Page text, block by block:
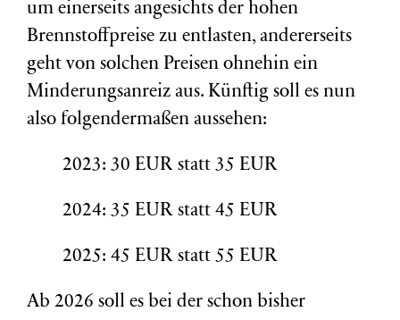
um einerseits angesichts der hohen
Brennstoffpreise zu entlasten, andererseits
geht von solchen Preisen ohnehin ein
Minderungsanreiz aus. Künftig soll es nun
also folgendermaßen aussehen:
2023: 30 EUR statt 35 EUR
2024: 35 EUR statt 45 EUR
2025: 45 EUR statt 55 EUR
Ab 2026 soll es bei der schon bisher